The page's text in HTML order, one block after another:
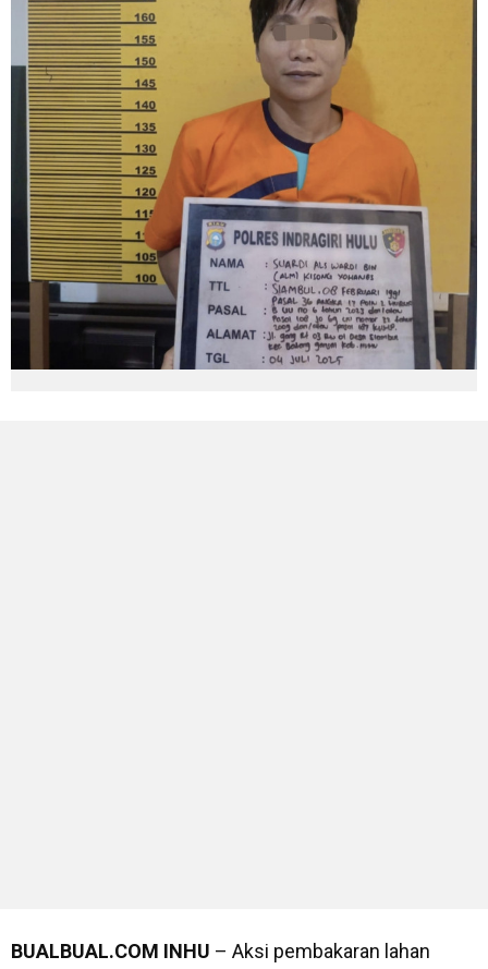
BUALBUAL.COM INHU – Aksi pembakaran lahan